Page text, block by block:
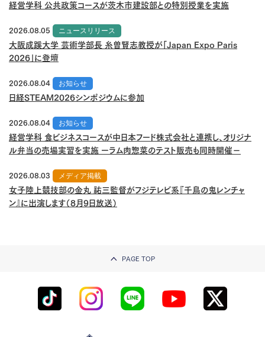
経営学科 公共政策コースが茨木市建設部との特別授業を実施
2026.08.05
ニュースリリース
大阪成蹊大学 芸術学部長 糸曽賢志教授が「Japan Expo Paris
2026」に登壇
2026.08.04
お知らせ
日経STEAM2026シンポジウムに参加
2026.08.04
お知らせ
経営学科 食ビジネスコースが中日本フード株式会社と連携し、オリジナ
ル弁当の売場実習を実施 ーラム肉惣菜のテスト販売も同時開催－
2026.08.03
メディア掲載
女子陸上競技部の金丸 祐三監督がフジテレビ系『千鳥の鬼レンチャ
ン』に出演します（8月9日放送）
PAGE TOP